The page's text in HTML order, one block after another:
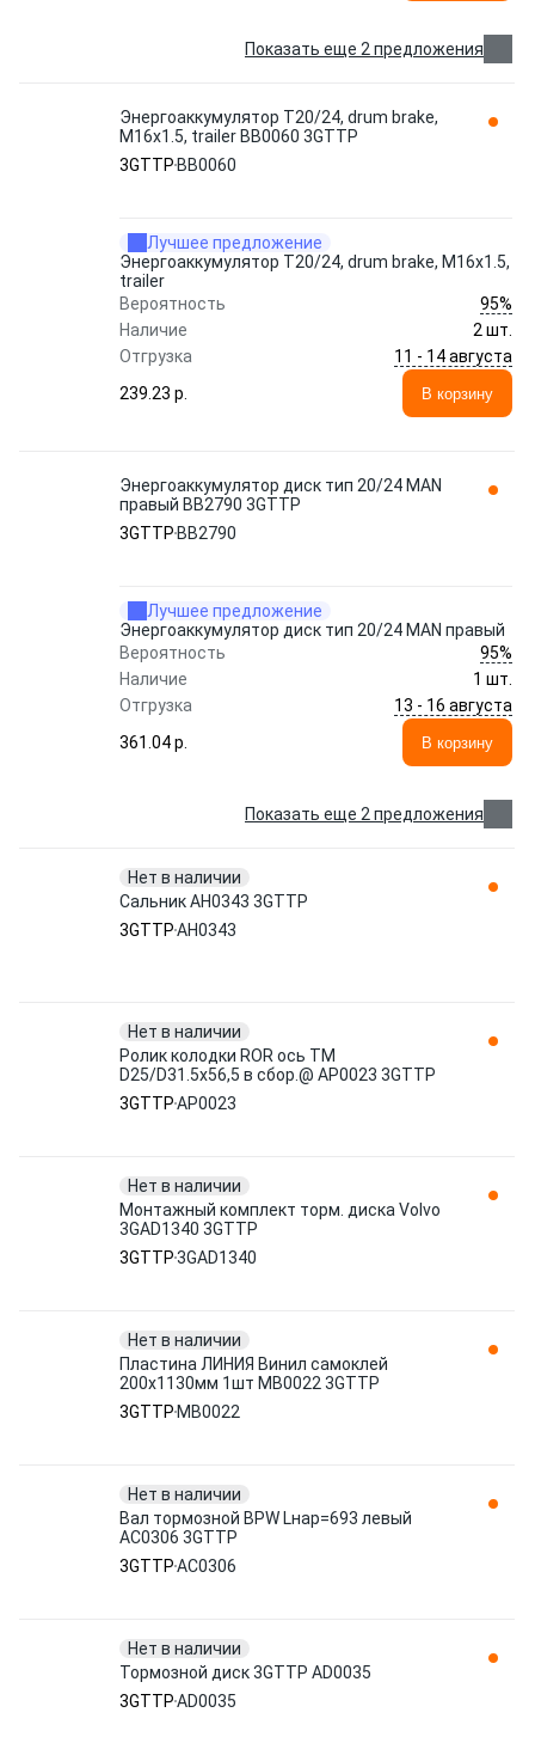
Показать еще 2 предложения
Энергоаккумулятор T20/24, drum brake,
M16x1.5, trailer BB0060 3GTTP
3GTTP BB0060
Лучшее предложение
Энергоаккумулятор T20/24, drum brake, M16x1.5,
trailer
Вероятность
95%
Наличие
2 шт.
Отгрузка
11 - 14 августа
239.23 p.
В корзину
Энергоаккумулятор диск тип 20/24 MAN
правый BB2790 3GTTP
3GTTP BB2790
Лучшее предложение
Энергоаккумулятор диск тип 20/24 MAN правый
Вероятность
95%
Наличие
1 шт.
Отгрузка
13 - 16 августа
361.04 p.
В корзину
Показать еще 2 предложения
Нет в наличии
Сальник AH0343 3GTTP
3GTTPAH0343
Нет в наличии
Ролик колодки ROR ось TM
D25/D31.5х56,5 в сбор.@ AP0023 3GTTP
3GTTPAP0023
Нет в наличии
Монтажный комплект торм. диска Volvo
3GAD1340 3GTTP
3GTTP3GAD1340
Нет в наличии
Пластина ЛИНИЯ Винил самоклей
200x1130мм 1шт MB0022 3GTTP
3GTTP MB0022
Нет в наличии
Вал тормозной BPW Lнар=693 левый
AC0306 3GTTP
3GTTPAC0306
Нет в наличии
Тормозной диск 3GTTP AD0035
3GTTPAD0035